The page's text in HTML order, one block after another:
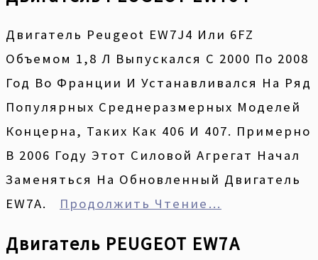
Двигатель Peugeot EW7J4 Или 6FZ
Объемом 1,8 Л Выпускался С 2000 По 2008
Год Во Франции И Устанавливался На Ряд
Популярных Среднеразмерных Моделей
Концерна, Таких Как 406 И 407. Примерно
В 2006 Году Этот Силовой Агрегат Начал
Заменяться На Обновленный Двигатель
EW7A.
Продолжить Чтение…
Двигатель PEUGEOT EW7A